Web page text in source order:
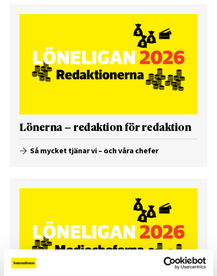
Lönerna – redaktion för redaktion
Så mycket tjänar vi – och våra chefer